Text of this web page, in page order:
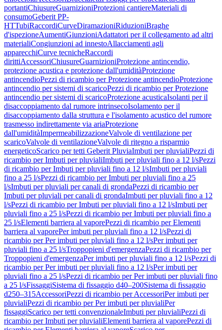
portantiChiusureGuarnizioniProtezioni cantiereMateriali di
consumoGeberit PP-
HTTubiRaccordiCurveDiramazioniRiduzioniBraghe
d'ispezioneAumentiGiunzioniAdattatori per il collegamento ad altri
materialiCongiunzioni ad innestoAllacciamenti agli
apparecchiCurve tecnicheRaccordi
dirittiAccessoriChiusureGuarnizioniProtezione antincendio,
protezione acustica e protezione dall'umiditàProtezione
antincendioPezzi di ricambio per Protezione antincendioProtezione
antincendio per sistemi di scaricoPezzi di ricambio per Protezione
antincendio per sistemi di scaricoProtezione acusticaIsolanti per il
disaccoppiamento dal rumore intrinsecoIsolamento per il
disaccoppiamento dalla struttura e l'isolamento acustico del rumore
trasmesso indirettamente via ariaProtezione
dall'umiditàImpermeabilizzazioneValvole di ventilazione per
scaricoValvole di ventilazioneValvole di ritegno a risparmio
energeticoScarico per tetti Geberit PluviaImbuti per pluvialiPezzi di
ricambio per Imbuti per pluvialiImbuti per pluviali fino a 12 l/sPezzi
di ricambio per Imbuti per pluviali fino a 12 l/sImbuti per pluviali
fino a 25 l/sPezzi di ricambio per Imbuti per pluviali fino a 25
l/sImbuti per pluviali per canali di grondaPezzi di ricambio per
Imbuti per pluviali per canali di grondaImbuti per pluviali fino a 12
l/sPezzi di ricambio per Imbuti per pluviali fino a 12 l/sImbuti per
pluviali fino a 25 l/sPezzi di ricambio per Imbuti per pluviali fino a
25 l/sElementi barriera al vaporePezzi di ricambio per Elementi
barriera al vaporePer imbuti per pluviali fino a 12 l/sPezzi di
ricambio per Per imbuti per pluviali fino a 12 l/sPer imbuti per
pluviali fino a 25 l/sTroppopieni d'emergenzaPezzi di ricambio per
Troppopieni d'emergenzaPer imbuti per pluviali fino a 12 l/sPezzi di
ricambio per Per imbuti per pluviali fino a 12 l/sPer imbuti per
pluviali fino a 25 l/sPezzi di ricambio per Per imbuti per pluviali fino
a 25 l/sFissaggiSistema di fissaggio d40–200Sistema di fissaggio
d250–315AccessoriPezzi di ricambio per AccessoriPer imbuti per
pluvialiPezzi di ricambio per Per imbuti per pluvialiPer
fissaggiScarico per tetti convenzionaleImbuti per pluvialiPezzi di
ricambio per Imbuti per pluvialiElementi barriera al vaporePezzi di